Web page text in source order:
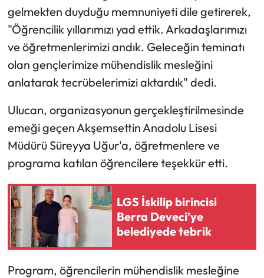
gelmekten duyduğu memnuniyeti dile getirerek,
"Öğrencilik yıllarımızı yad ettik. Arkadaşlarımızı
ve öğretmenlerimizi andık. Geleceğin teminatı
olan gençlerimize mühendislik mesleğini
anlatarak tecrübelerimizi aktardık" dedi.
Ulucan, organizasyonun gerçekleştirilmesinde
emeği geçen Akşemsettin Anadolu Lisesi
Müdürü Süreyya Uğur'a, öğretmenlere ve
programa katılan öğrencilere teşekkür etti.
LGS İskilip birincisi
Berra Deveci’ye
belediyede tebrik
Program, öğrencilerin mühendislik mesleğine
Turizm
Uğurludağ Haberleri
Yaşam
Yayla Haber
Yemek Tarifleri